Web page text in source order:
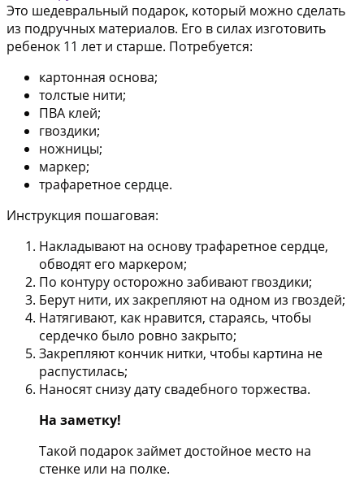
Это шедевральный подарок, который можно сделать
из подручных материалов. Его в силах изготовить
ребенок 11 лет и старше. Потребуется:
картонная основа;
толстые нити;
ПВА клей;
гвоздики;
ножницы;
маркер;
трафаретное сердце.
Инструкция пошаговая:
Накладывают на основу трафаретное сердце,
обводят его маркером;
По контуру осторожно забивают гвоздики;
Берут нити, их закрепляют на одном из гвоздей;
Натягивают, как нравится, стараясь, чтобы
сердечко было ровно закрыто;
Закрепляют кончик нитки, чтобы картина не
распустилась;
Наносят снизу дату свадебного торжества.
На заметку!
Такой подарок займет достойное место на
стенке или на полке.